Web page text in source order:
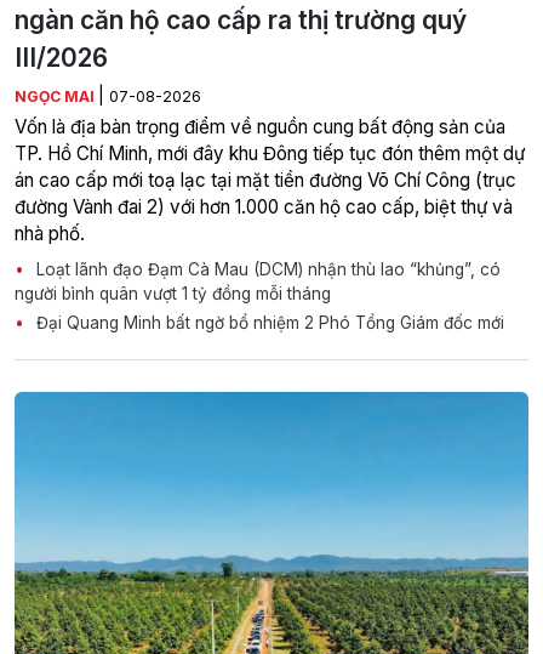
ngàn căn hộ cao cấp ra thị trường quý
III/2026
NGỌC MAI 07-08-2026
Vốn là địa bàn trọng điểm về nguồn cung bất động sản của
TP. Hồ Chí Minh, mới đây khu Đông tiếp tục đón thêm một dự
án cao cấp mới toạ lạc tại mặt tiền đường Võ Chí Công (trục
đường Vành đai 2) với hơn 1.000 căn hộ cao cấp, biệt thự và
nhà phố.
Loạt lãnh đạo Đạm Cà Mau (DCM) nhận thù lao “khủng”, có
người bình quân vượt 1 tỷ đồng mỗi tháng
Đại Quang Minh bất ngờ bổ nhiệm 2 Phó Tổng Giám đốc mới